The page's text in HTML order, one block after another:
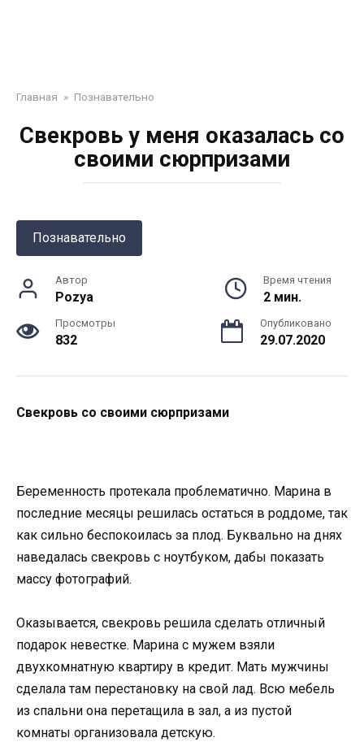
Главная » Познавательно
Свекровь у меня оказалась со
своими сюрпризами
Познавательно
Автор
Pozya
Время чтения
2 мин.
Просмотры
832
Опубликовано
29.07.2020
Свекровь со своими сюрпризами
Беременность протекала проблематично. Марина в
последние месяцы решилась остаться в роддоме, так
как сильно беспокоилась за плод. Буквально на днях
наведалась свекровь с ноутбуком, дабы показать
массу фотографий.
Оказывается, свекровь решила сделать отличный
подарок невестке. Марина с мужем взяли
двухкомнатную квартиру в кредит. Мать мужчины
сделала там перестановку на свой лад. Всю мебель
из спальни она перетащила в зал, а из пустой
комнаты организовала детскую.